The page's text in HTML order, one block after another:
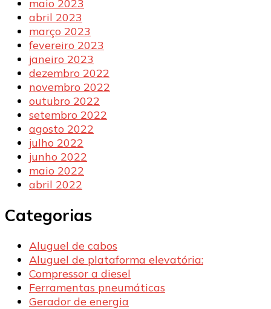
maio 2023
abril 2023
março 2023
fevereiro 2023
janeiro 2023
dezembro 2022
novembro 2022
outubro 2022
setembro 2022
agosto 2022
julho 2022
junho 2022
maio 2022
abril 2022
Categorias
Aluguel de cabos
Aluguel de plataforma elevatória:
Compressor a diesel
Ferramentas pneumáticas
Gerador de energia